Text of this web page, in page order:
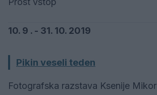
10. 9 . - 31. 10. 2019
Pikin veseli teden
Fotografska razstava Ksenije Mikor